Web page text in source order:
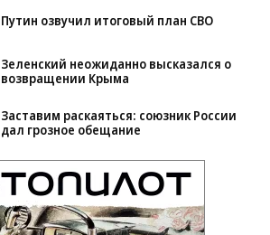
Зеленский неожиданно высказался о
Заставим раскаяться: союзник России
дал грозное обещание